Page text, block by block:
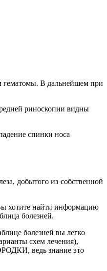
гематомы. В дальнейшем при
риноскопии видны
спинки носа
добытого из собственной
хотите найти информацию
болезней.
болезней вы легко
схем лечения),
ведь знание это